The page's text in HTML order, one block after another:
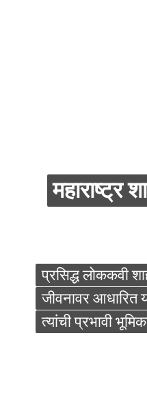
प्रसिद्ध लोककवी
जीवनावर आधारित
त्यांची प्रभावी
प्रसिद्ध लोककवी
जीवनावर आधारित
त्यांची प्रभावी
महाराष्ट्र
महाराष्ट्र